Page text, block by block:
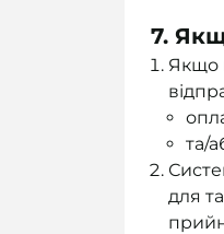
7.
Якщо
та/
для